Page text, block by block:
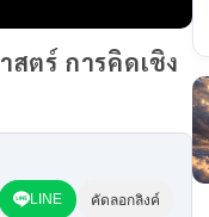
ตร์ การคิดเชิง
LINE คัดลอกลิงค์